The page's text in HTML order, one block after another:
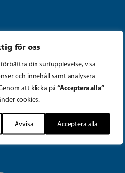
för oss
din surfupplevelse, visa
och innehåll samt analysera
att klicka på “Acceptera alla”
cookies.
Avvisa Acceptera alla
Helsingfors